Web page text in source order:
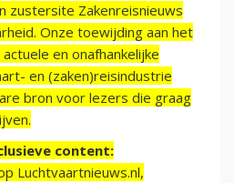
zustersite Zakenreisnieuws
Onze toewijding aan het
en onafhankelijke
en (zaken)reisindustrie
bron voor lezers die graag
content:
Luchtvaartnieuws.nl,